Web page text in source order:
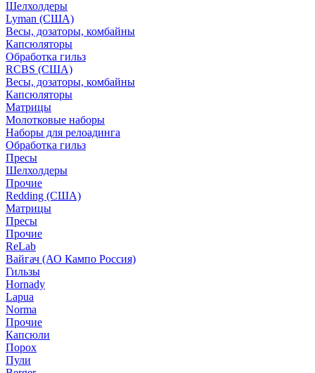
Шелхолдеры
Lyman (США)
Весы, дозаторы, комбайны
Капсюляторы
Обработка гильз
RCBS (США)
Весы, дозаторы, комбайны
Капсюляторы
Матрицы
Молотковые наборы
Наборы для релоадинга
Обработка гильз
Пресы
Шелхолдеры
Прочие
Redding (США)
Матрицы
Пресы
Прочие
ReLab
Вайгач (АО Кампо Россия)
Гильзы
Hornady
Lapua
Norma
Прочие
Капсюли
Порох
Пули